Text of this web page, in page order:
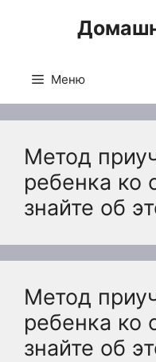
Меню
Метод
ребенка ко
знайте об
Метод
ребенка ко
знайте об